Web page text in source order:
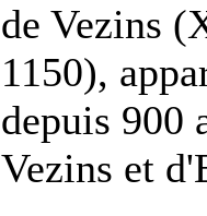
de Vezins
1150),
depuis 900
Vezins et